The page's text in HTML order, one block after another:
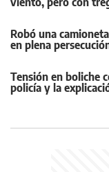
Robó una
en plena
Tensión en boliche
policía y la